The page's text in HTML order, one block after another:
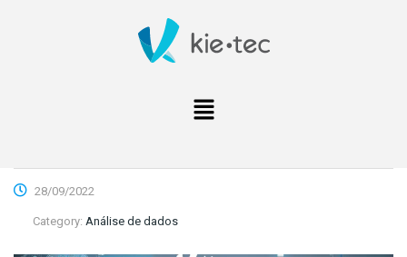
28/09/2022
Category: Análise de dados